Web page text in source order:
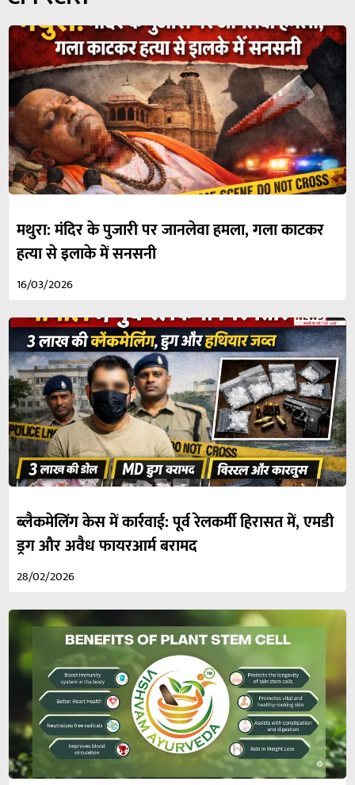
मथुरा: मंदिर के पुजारी पर जानलेवा हमला, गला काटकर
हत्या से इलाके में सनसनी
16/03/2026
ब्लैकमेलिंग केस में कार्रवाई: पूर्व रेलकर्मी हिरासत में, एमडी
ड्रग और अवैध फायरआर्म बरामद
28/02/2026